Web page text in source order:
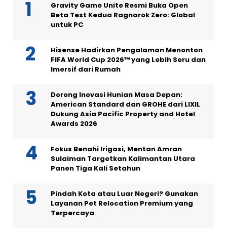
Gravity Game Unite Resmi Buka Open
Beta Test Kedua Ragnarok Zero: Global
untuk PC
Hisense Hadirkan Pengalaman Menonton
FIFA World Cup 2026™ yang Lebih Seru dan
Imersif dari Rumah
Dorong Inovasi Hunian Masa Depan:
American Standard dan GROHE dari LIXIL
Dukung Asia Pacific Property and Hotel
Awards 2026
Fokus Benahi Irigasi, Mentan Amran
Sulaiman Targetkan Kalimantan Utara
Panen Tiga Kali Setahun
Pindah Kota atau Luar Negeri? Gunakan
Layanan Pet Relocation Premium yang
Terpercaya